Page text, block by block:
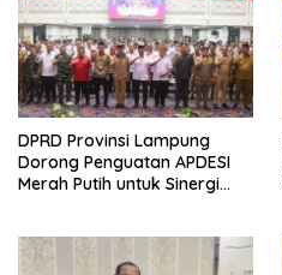
DPRD Provinsi Lampung
Dorong Penguatan APDESI
Merah Putih untuk Sinergi